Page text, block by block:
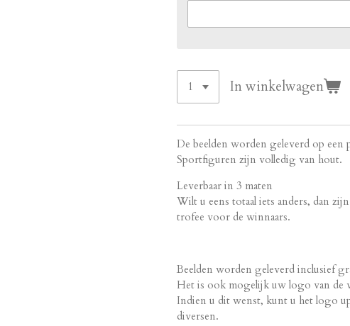
In winkelwagen
De beelden worden geleverd op een
Sportfiguren zijn volledig van hout.
Leverbaar in 3 maten
Wilt u eens totaal iets anders, dan
trofee voor de winnaars.
Beelden worden geleverd inclusief
Het is ook mogelijk uw logo van de
Indien u dit wenst, kunt u het logo
diversen.